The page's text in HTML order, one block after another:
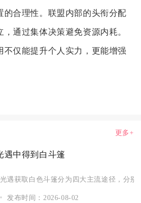
的合理性。联盟内部的头衔分配
通过集体决策避免资源内耗。
不仅能提升个人实力，更能增强
更多+
遇中得到白斗篷
光遇获取白色斗篷分为四大主流途径，分
发布时间：2026-08-02